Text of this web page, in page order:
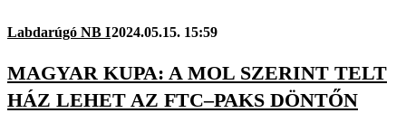
Labdarúgó NB I2024.05.15. 15:59
MAGYAR KUPA: A MOL SZERINT TELT
HÁZ LEHET AZ FTC–PAKS DÖNTŐN